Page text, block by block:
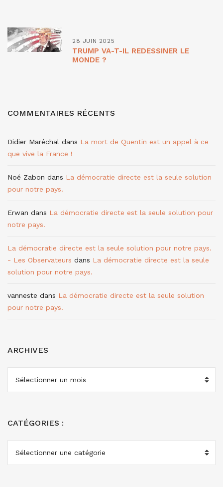
28 JUIN 2025
TRUMP VA-T-IL REDESSINER LE
MONDE ?
COMMENTAIRES RÉCENTS
Didier Maréchal dans La mort de Quentin est un appel à ce
que vive la France !
Noé Zabon dans La démocratie directe est la seule solution
pour notre pays.
Erwan dans La démocratie directe est la seule solution pour
notre pays.
La démocratie directe est la seule solution pour notre pays.
- Les Observateurs dans La démocratie directe est la seule
solution pour notre pays.
vanneste dans La démocratie directe est la seule solution
pour notre pays.
ARCHIVES
ARCHIVES
CATÉGORIES :
CATÉGORIES